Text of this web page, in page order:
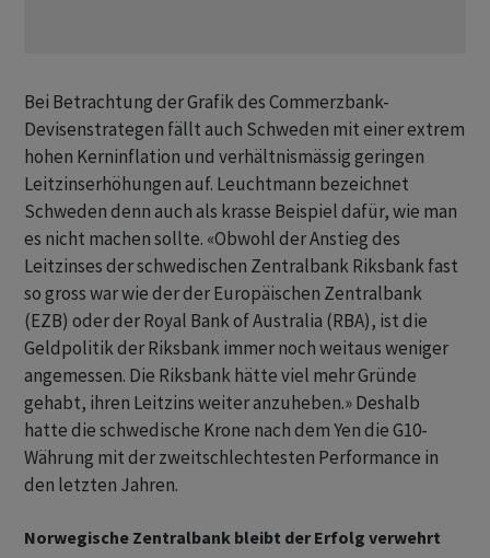
Bei Betrachtung der Grafik des Commerzbank-
Devisenstrategen fällt auch Schweden mit einer extrem
hohen Kerninflation und verhältnismässig geringen
Leitzinserhöhungen auf. Leuchtmann bezeichnet
Schweden denn auch als krasse Beispiel dafür, wie man
es nicht machen sollte. «Obwohl der Anstieg des
Leitzinses der schwedischen Zentralbank Riksbank fast
so gross war wie der der Europäischen Zentralbank
(EZB) oder der Royal Bank of Australia (RBA), ist die
Geldpolitik der Riksbank immer noch weitaus weniger
angemessen. Die Riksbank hätte viel mehr Gründe
gehabt, ihren Leitzins weiter anzuheben.» Deshalb
hatte die schwedische Krone nach dem Yen die G10-
Währung mit der zweitschlechtesten Performance in
den letzten Jahren.
Norwegische Zentralbank bleibt der Erfolg verwehrt